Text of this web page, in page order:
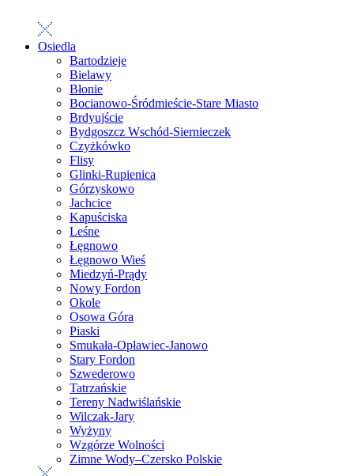
Osiedla
Bartodzieje
Bielawy
Błonie
Bocianowo-Śródmieście-Stare Miasto
Brdyujście
Bydgoszcz Wschód-Siernieczek
Czyżkówko
Flisy
Glinki-Rupienica
Górzyskowo
Jachcice
Kapuściska
Leśne
Łęgnowo
Łęgnowo Wieś
Miedzyń-Prądy
Nowy Fordon
Okole
Osowa Góra
Piaski
Smukała-Opławiec-Janowo
Stary Fordon
Szwederowo
Tatrzańskie
Tereny Nadwiślańskie
Wilczak-Jary
Wyżyny
Wzgórze Wolności
Zimne Wody–Czersko Polskie